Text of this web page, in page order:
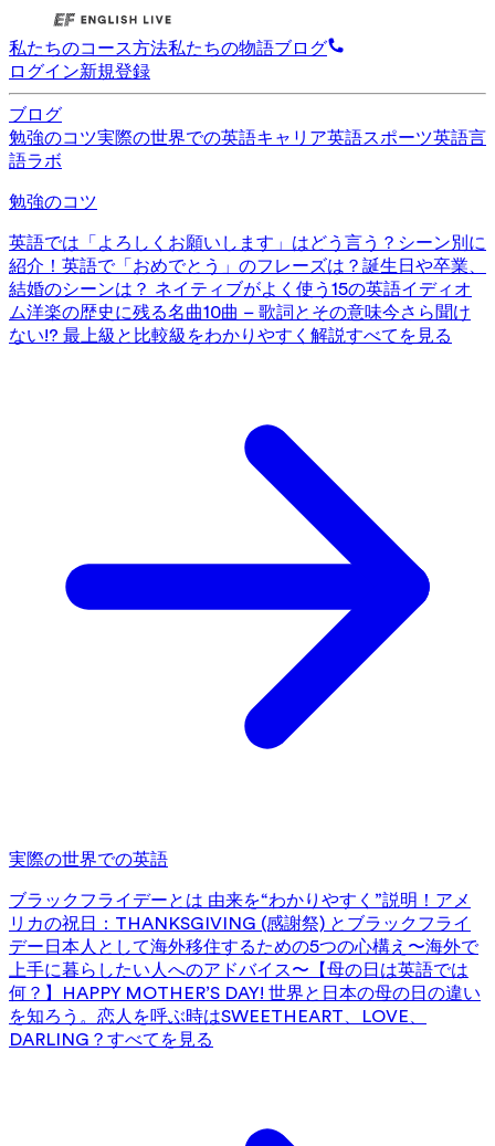
私たちのコース方法私たちの物語ブログ
ログイン新規登録
ブログ
勉強のコツ実際の世界での英語キャリア英語スポーツ英語言
語ラボ
勉強のコツ
英語では「よろしくお願いします」はどう言う？シーン別に
紹介！ 英語で「おめでとう」のフレーズは？誕生日や卒業、
結婚のシーンは？ ネイティブがよく使う15の英語イディオ
ム洋楽の歴史に残る名曲10曲 – 歌詞とその意味今さら聞け
ない!? 最上級と比較級をわかりやすく解説すべてを見る
実際の世界での英語
ブラックフライデーとは 由来を“わかりやすく”説明！ アメ
リカの祝日：THANKSGIVING (感謝祭) とブラックフライ
デー 日本人として海外移住するための5つの心構え〜海外で
上手に暮らしたい人へのアドバイス〜 【母の日は英語では
何？】HAPPY MOTHER’S DAY! 世界と日本の母の日の違い
を知ろう。 恋人を呼ぶ時はSWEETHEART、LOVE、
DARLING？ すべてを見る